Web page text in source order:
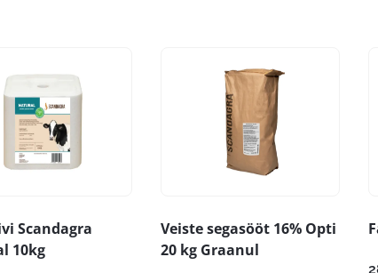
Scandagra
10kg
Veiste segasööt 16% Opti
20 kg Graanul